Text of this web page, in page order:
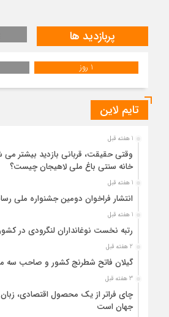
پربازدید ها
1 روز
تایم لاین
1 هفته قبل
وقتی حقیقت، قربانی بازدید بیشتر
خانه سنتی باغ ملی لاهیجان چیست؟
1 هفته قبل
انتشار فراخوان دومین جشنواره ملی
1 هفته قبل
رتبه نخست نوغانداران لنگرودی در
2 هفته قبل
گیلان فاتح شطرنج کشور و صاحب سه
3 هفته قبل
چای فراتر از یک محصول اقتصادی،
جهان است